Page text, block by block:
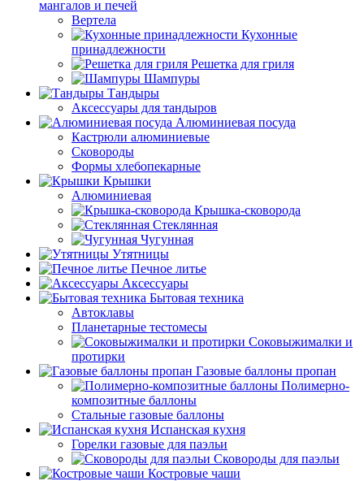
мангалов и печей
Вертела
Кухонные
принадлежности
Решетка для гриля
Шампуры
Тандыры
Аксессуары для тандыров
Алюминиевая посуда
Кастрюли алюминиевые
Сковороды
Формы хлебопекарные
Крышки
Алюминиевая
Крышка-сковорода
Стеклянная
Чугунная
Утятницы
Печное литье
Аксессуары
Бытовая техника
Автоклавы
Планетарные тестомесы
Соковыжималки и
протирки
Газовые баллоны пропан
Полимерно-
композитные баллоны
Стальные газовые баллоны
Испанская кухня
Горелки газовые для паэльи
Сковороды для паэльи
Костровые чаши